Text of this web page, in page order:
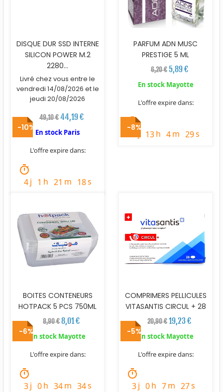
DISQUE DUR SSD INTERNE
SILICON POWER M.2
2280...
Livré chez vous entre le
vendredi 14/08/2026 et le
jeudi 20/08/2026
49,10 € 44,19 €
En stock Paris
L'offre expire dans:
timer
4j 1 h 21 m 16s
PARFUM ADN MUSC
PRESTIGE 5 ML
6,20 € 5,89 €
En stock Mayotte
L'offre expire dans:
timer
13h 4m 27s
-10%
BOITES CONTENEURS
HOTPACK 5 PCS 750ML
8,90 €8,01 €
En stock Mayotte
L'offre expire dans:
timer
3j 0h 34m 32s
-8%
COMPRIMERS PELLICULES
VITASANTIS CIRCUL + 28
20,90 €19,23 €
En stock Mayotte
L'offre expire dans:
timer
3j 0h 7m 25s
-6% -5%